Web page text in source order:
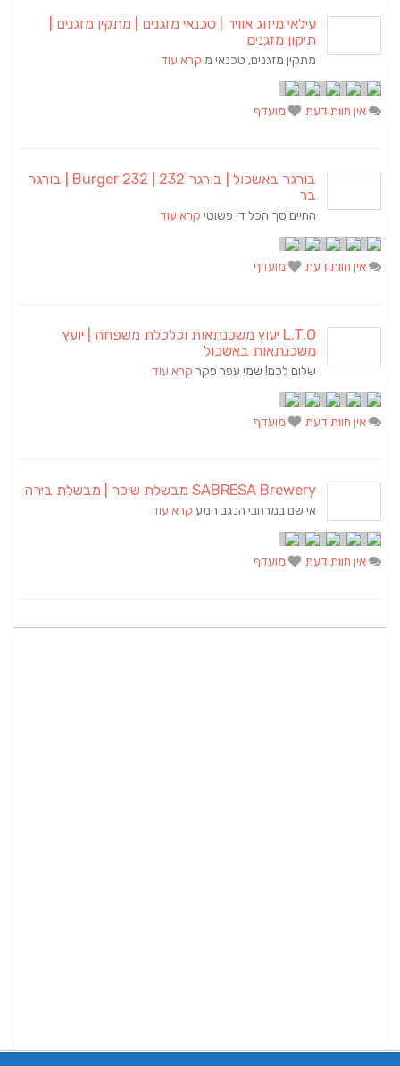
עילאי מיזוג אוויר | טכנאי מזגנים | מתקין מזגנים |
תיקון מזגנים
מתקין מזגנים, טכנאי מ קרא עוד
אין חוות דעת מועדף
בורגר באשכול | בורגר 232 | Burger 232 | בורגר
בר
החיים סך הכל די פשוטי קרא עוד
אין חוות דעת מועדף
L.T.O יעוץ משכנתאות וכלכלת משפחה | יועץ
משכנתאות באשכול
שלום לכם! שמי עפר פקר קרא עוד
אין חוות דעת מועדף
SABRESA Brewery מבשלת שיכר | מבשלת בירה
אי שם במרחבי הנגב המע קרא עוד
אין חוות דעת מועדף